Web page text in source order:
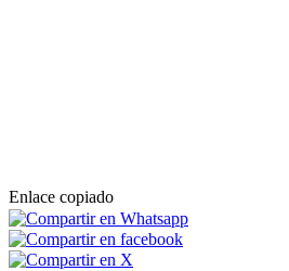
Enlace copiado